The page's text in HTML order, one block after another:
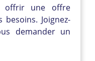
offrir une offre
Joignez-
demander un